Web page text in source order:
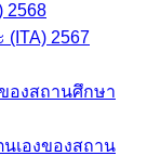
2568
(ITA) 2567
องสถานศึกษา
นเองของสถาน